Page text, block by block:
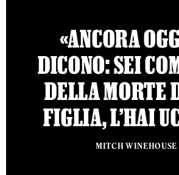
«ANCORA
DICONO: SEI
DELLA MORTE
FIGLIA, L’HAI
MITCH WINEHOUSE